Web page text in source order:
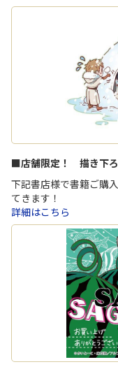
■店舗限定！ 描き下ろ
下記書店様で書籍ご購
てきます！
詳細はこちら